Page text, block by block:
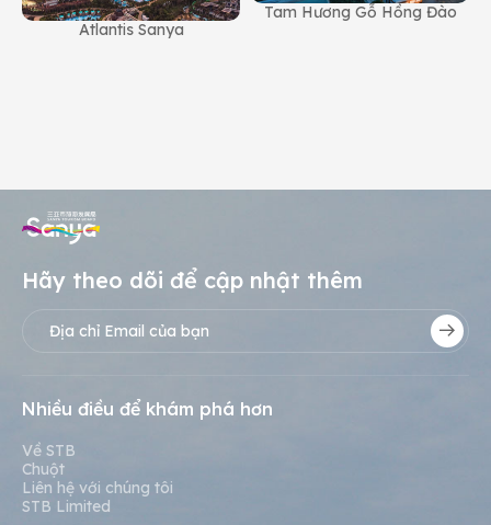
Atlantis Sanya
Tam Hương Gỗ Hồng Đào
Hãy theo dõi để cập nhật thêm
Nhiều điều để khám phá hơn
Về STB
Chuột
Liên hệ với chúng tôi
STB Limited